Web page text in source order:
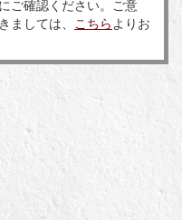
ご確認ください。ご意
ましては、
こちら よりお